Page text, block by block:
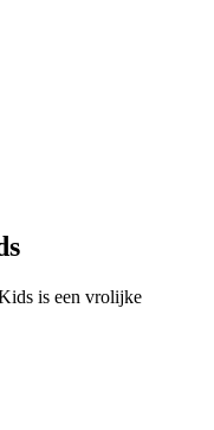
is een vrolijke